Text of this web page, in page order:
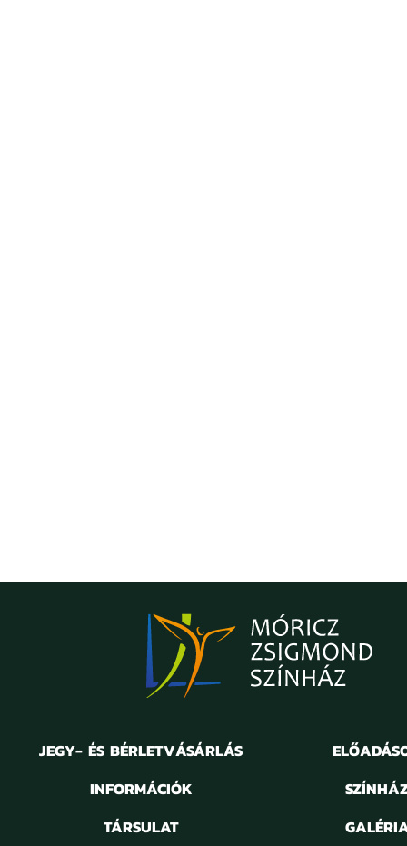
JEGY- ÉS BÉRLETVÁSÁRLÁS
INFORMÁCIÓK
TÁRSULAT